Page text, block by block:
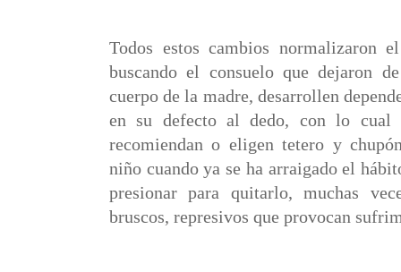
Todos estos cambios normalizaron
buscando el consuelo que dejaron
cuerpo de la madre, desarrollen
en su defecto al dedo, con lo cual
recomiendan o eligen tetero y
niño cuando ya se ha arraigado el
presionar para quitarlo, muchas
bruscos, represivos que provocan